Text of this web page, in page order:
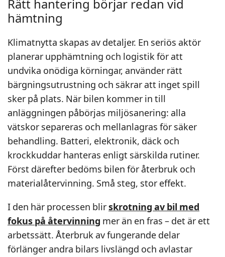
Rätt hantering börjar redan vid
hämtning
Klimatnytta skapas av detaljer. En seriös aktör
planerar upphämtning och logistik för att
undvika onödiga körningar, använder rätt
bärgningsutrustning och säkrar att inget spill
sker på plats. När bilen kommer in till
anläggningen påbörjas miljösanering: alla
vätskor separeras och mellanlagras för säker
behandling. Batteri, elektronik, däck och
krockkuddar hanteras enligt särskilda rutiner.
Först därefter bedöms bilen för återbruk och
materialåtervinning. Små steg, stor effekt.
I den här processen blirskrotning av bil med
fokus på återvinning mer än en fras – det är ett
arbetssätt. Återbruk av fungerande delar
förlänger andra bilars livslängd och avlastar